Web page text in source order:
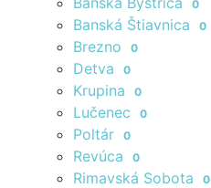
0
Banská Štiavnica 0
Brezno 0
Detva 0
Krupina 0
Lučenec 0
Poltár 0
Revúca 0
Rimavská Sobota 0